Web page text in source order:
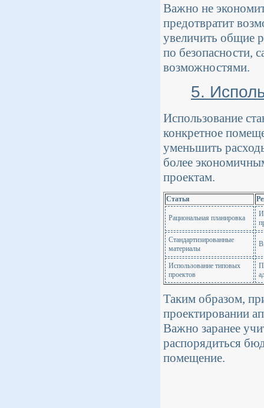
Важно не
предотвратит
увеличить общие
по безопасности,
возможностями.
5.
Использование
конкретное
уменьшить
более
проектам.
Статья
Рациональная планировка
Стандартизированные
материалы
Использование типовых
проектов
Таким образом,
проектировании
Важно заранее
распорядиться
помещение.